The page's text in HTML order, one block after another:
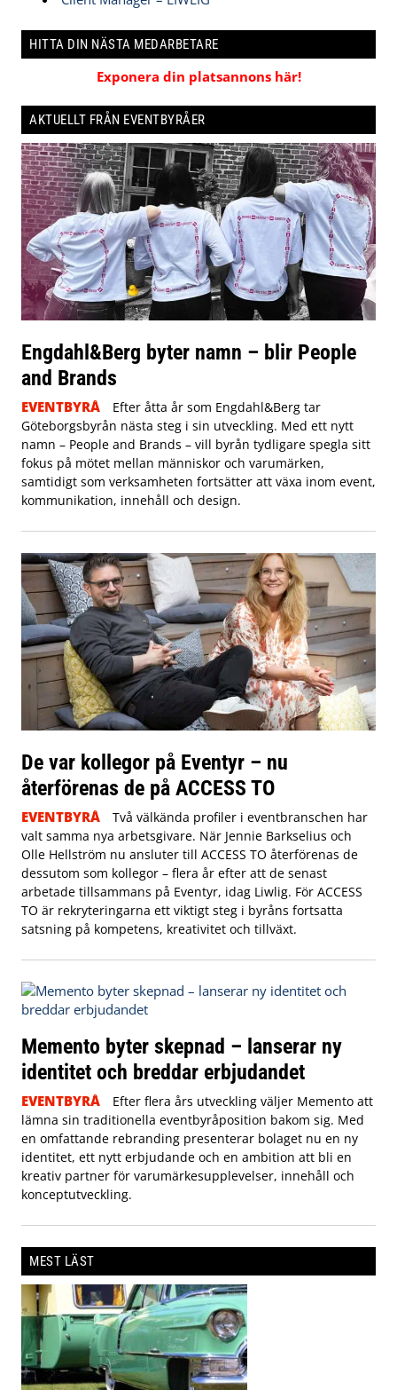
HITTA DIN NÄSTA MEDARBETARE
Exponera din platsannons här!
AKTUELLT FRÅN EVENTBYRÅER
Engdahl&Berg byter namn – blir People
and Brands
EVENTBYRÅ
Efter åtta år som Engdahl&Berg tar
Göteborgsbyrån nästa steg i sin utveckling. Med ett nytt
namn – People and Brands – vill byrån tydligare spegla sitt
fokus på mötet mellan människor och varumärken,
samtidigt som verksamheten fortsätter att växa inom event,
kommunikation, innehåll och design.
De var kollegor på Eventyr – nu
återförenas de på ACCESS TO
EVENTBYRÅ
Två välkända profiler i eventbranschen har
valt samma nya arbetsgivare. När Jennie Barkselius och
Olle Hellström nu ansluter till ACCESS TO återförenas de
dessutom som kollegor – flera år efter att de senast
arbetade tillsammans på Eventyr, idag Liwlig. För ACCESS
TO är rekryteringarna ett viktigt steg i byråns fortsatta
satsning på kompetens, kreativitet och tillväxt.
Memento byter skepnad – lanserar ny
identitet och breddar erbjudandet
EVENTBYRÅ
Efter flera års utveckling väljer Memento att
lämna sin traditionella eventbyråposition bakom sig. Med
en omfattande rebranding presenterar bolaget nu en ny
identitet, ett nytt erbjudande och en ambition att bli en
kreativ partner för varumärkesupplevelser, innehåll och
konceptutveckling.
MEST LÄST